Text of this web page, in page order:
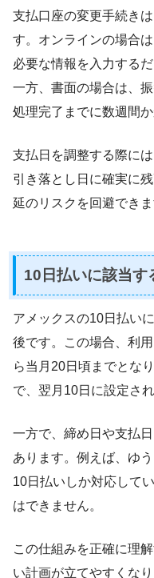
支払口座の変更手続き
す。オンラインの場合
必要な情報を入力する
一方、書面の場合は、
処理完了までに数週間
支払日を調整する際に
引き落とし日に確実に
延のリスクを回避できま
10日払いに該当す
アメックスの10日払い
後です。この場合、利
ら当月20日頃までとな
で、翌月10日に設定され
一方で、締め日や支払
あります。例えば、ゆ
10日払いしか対応して
はできません。
この仕組みを正確に理
い計画が立てやすくな